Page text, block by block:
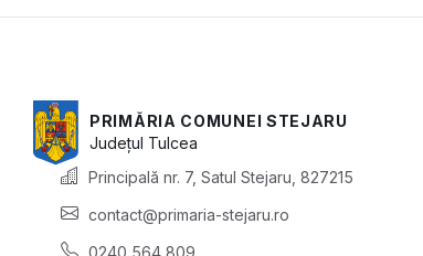
PRIMĂRIA COMUNEI STEJARU
Județul Tulcea
Principală nr. 7, Satul Stejaru, 827215
contact@primaria-stejaru.ro
0240 564 809